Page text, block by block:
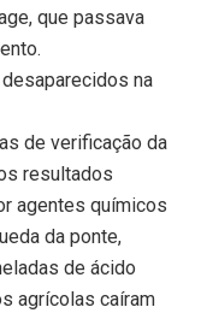
que passava
na
de verificação da
resultados
agentes químicos
da ponte,
de ácido
agrícolas caíram